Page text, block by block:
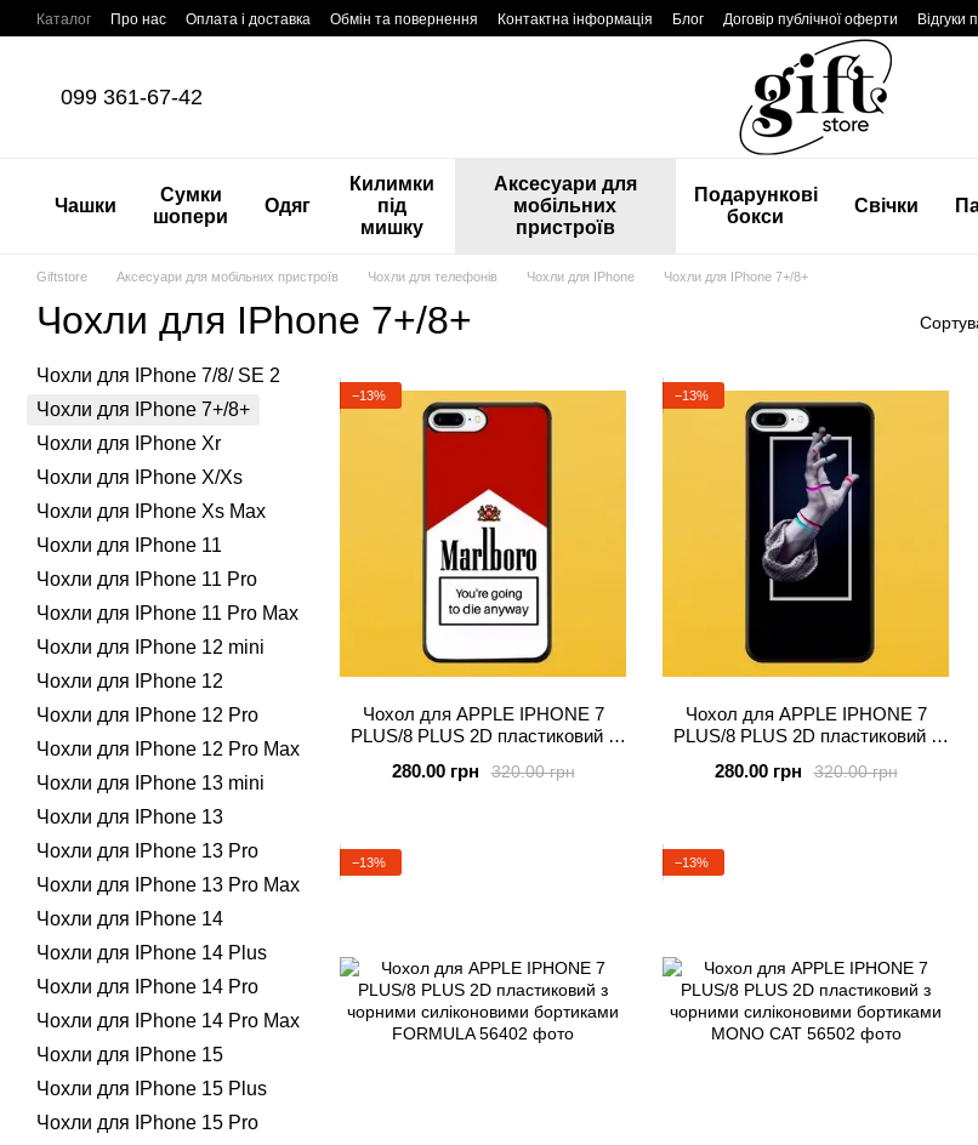
Перейти до основного контенту
Каталог Про нас Оплата і доставка Обмін та повернення Контактна інформація Блог Договір публічної оферти Відгуки
099 361-67-42
Чашки
Сумки
шопери
Одяг
Килимки
під
мишку
Аксесуари для
мобільних
пристроїв
Подарункові
бокси
Свічки
Giftstore Аксесуари для мобільних пристроїв Чохли для телефонів Чохли для IPhone Чохли для IPhone 7+/8+
Чохли для IPhone 7+/8+
−13%
Чохол для APPLE IPHONE 7
PLUS/8 PLUS 2D пластиковий з
MARLBORO
320.00 грн
280.00 грн
−13%
Чохол для APPLE IPHONE 7
PLUS/8 PLUS 2D пластиковий з
RYKA320.00 грн
280.00 грн
−13% −13%
Чохли для IPhone 7/8/ SE 2
Чохли для IPhone 7+/8+
Чохли для IPhone Xr
Чохли для IPhone X/Xs
Чохли для IPhone Xs Max
Чохли для IPhone 11
Чохли для IPhone 11 Pro
Чохли для IPhone 11 Pro Max
Чохли для IPhone 12 mini
Чохли для IPhone 12
Чохли для IPhone 12 Pro
Чохли для IPhone 12 Pro Max
Чохли для IPhone 13 mini
Чохли для IPhone 13
Чохли для IPhone 13 Pro
Чохли для IPhone 13 Pro Max
Чохли для IPhone 14
Чохли для IPhone 14 Plus
Чохли для IPhone 14 Pro
Чохли для IPhone 14 Pro Max
Чохли для IPhone 15
Чохли для IPhone 15 Plus
Чохли для IPhone 15 Pro